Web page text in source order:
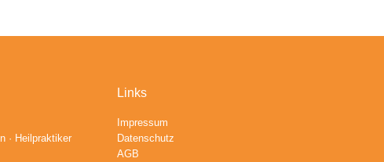
· Heilpraktiker
Links
Impressum
Datenschutz
AGB